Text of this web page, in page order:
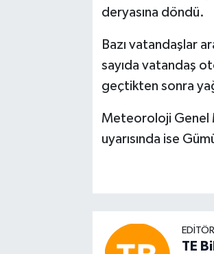
deryasına döndü.
Bazı vatandaşlar
sayıda vatandaş
geçtikten sonra
Meteoroloji Genel
uyarısında ise
TE